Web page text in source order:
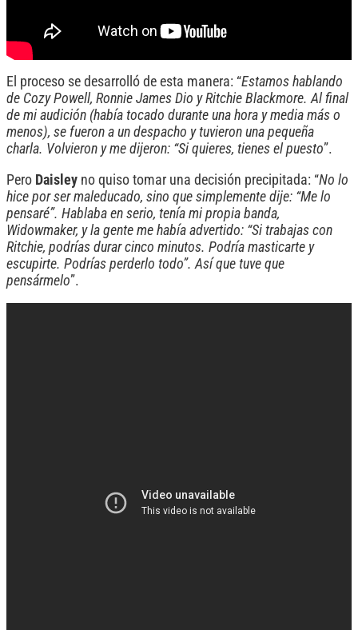
El proceso se desarrolló de esta manera: “Estamos hablando
de Cozy Powell, Ronnie James Dio y Ritchie Blackmore. Al final
de mi audición (había tocado durante una hora y media más o
menos), se fueron a un despacho y tuvieron una pequeña
charla. Volvieron y me dijeron: “Si quieres, tienes el puesto”.
Pero Daisley no quiso tomar una decisión precipitada: “No lo
hice por ser maleducado, sino que simplemente dije: “Me lo
pensaré”. Hablaba en serio, tenía mi propia banda,
Widowmaker, y la gente me había advertido: “Si trabajas con
Ritchie, podrías durar cinco minutos. Podría masticarte y
escupirte. Podrías perderlo todo”. Así que tuve que
pensármelo”.